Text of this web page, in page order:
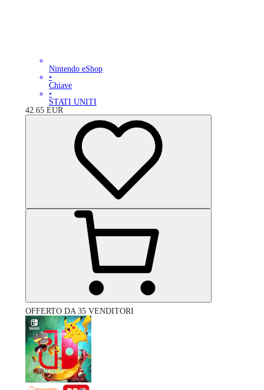
Nintendo eShop
•
Chiave
•
STATI UNITI
42.65 EUR
OFFERTO DA 35 VENDITORI